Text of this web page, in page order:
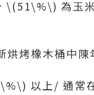
\(51\%\) 為玉
烘烤橡木桶中
以上/ 通